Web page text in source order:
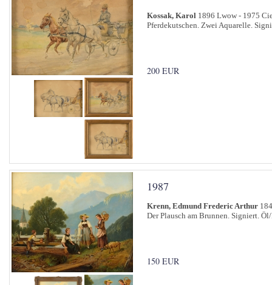
Kossak, Karol 1896 Lwow - 1975
Pferdekutschen. Zwei Aquarelle.
200 EUR
1987
Krenn, Edmund Frederic Arthur
Der Plausch am Brunnen. Signiert.
150 EUR